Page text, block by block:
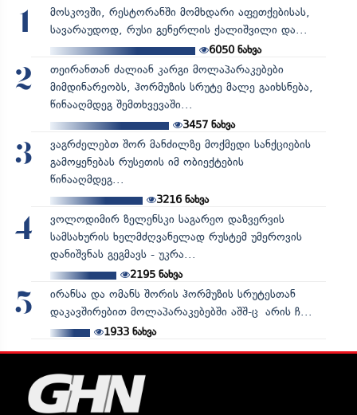
1
მოსკოვში, რესტორანში მომხდარი აფეთქებისას,
სავარაუდოდ, რუსი გენერლის ქალიშვილი და...
6050ნახვა
2
თეირანთან ძალიან კარგი მოლაპარაკებები
მიმდინარეობს, ჰორმუზის სრუტე მალე გაიხსნება,
წინააღმდეგ შემთხვევაში...
3457ნახვა
3
ვაგრძელებთ შორ მანძილზე მოქმედი სანქციების
გამოყენებას რუსეთის იმ ობიექტების
წინააღმდეგ...
3216ნახვა
4
ვოლოდიმირ ზელენსკი საგარეო დაზვერვის
სამსახურის ხელმძღვანელად რუსტემ უმეროვის
დანიშვნას გეგმავს - უკრა...
2195ნახვა
5
ირანსა და ომანს შორის ჰორმუზის სრუტესთან
დაკავშირებით მოლაპარაკებებში აშშ-ც არის ჩ...
1933ნახვა